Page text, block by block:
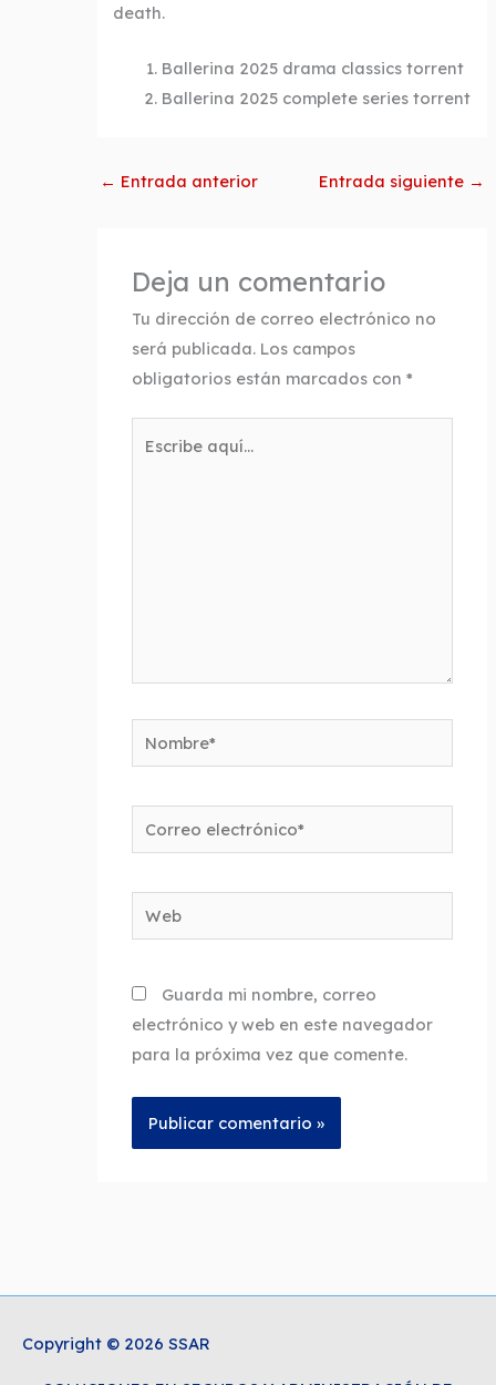
death.
Ballerina 2025 drama classics torrent
Ballerina 2025 complete series torrent
← Entrada anterior Entrada siguiente →
Deja un comentario
Tu dirección de correo electrónico no
será publicada. Los campos
obligatorios están marcados con*
Nombre*
Correo
electrónico*
Web
Guarda mi nombre, correo
electrónico y web en este navegador
para la próxima vez que comente.
Copyright © 2026 SSAR